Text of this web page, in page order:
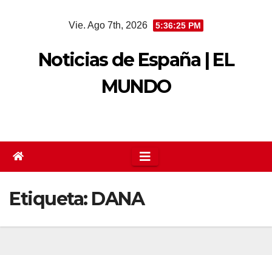
Vie. Ago 7th, 2026 5:36:25 PM
Noticias de España | EL
MUNDO
Etiqueta: DANA